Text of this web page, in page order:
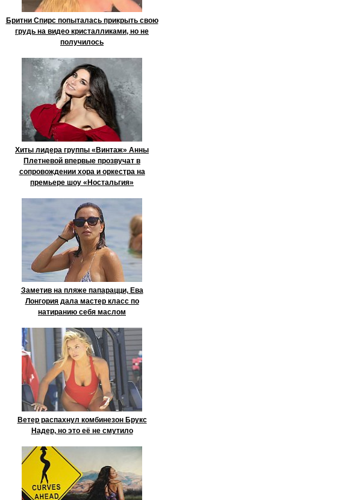
Бритни Спирс попыталась прикрыть свою
грудь на видео кристалликами, но не
получилось
Хиты лидера группы «Винтаж» Анны
Плетневой впервые прозвучат в
сопровождении хора и оркестра на
премьере шоу «Ностальгия»
Заметив на пляже папарацци, Ева
Лонгория дала мастер класс по
натиранию себя маслом
Ветер распахнул комбинезон Брукс
Надер, но это её не смутило